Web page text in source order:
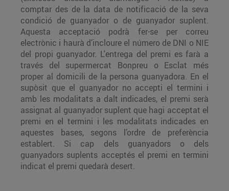
comptar des de la data de notificació de la seva
condició de guanyador o de guanyador suplent.
Aquesta acceptació podrà fer-se per correu
electrònic i haurà d’incloure el número de DNI o NIE
del propi guanyador. L'entrega del premi es farà a
través del supermercat Bonpreu o Esclat més
proper al domicili de la persona guanyadora. En el
supòsit que el guanyador no accepti el termini i
amb les modalitats a dalt indicades, el premi serà
assignat al guanyador suplent que hagi acceptat el
premi en el termini i les modalitats indicades en
aquestes bases, segons l’ordre de preferència
establert. Si cap dels guanyadors o dels
guanyadors suplents acceptés el premi en termini
indicat el premi quedarà desert.